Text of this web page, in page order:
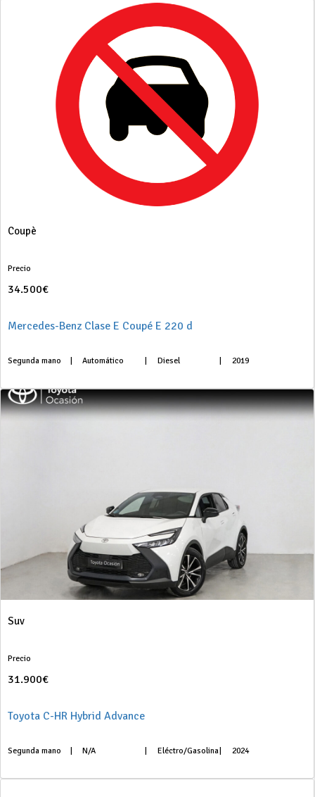
Coupè
Precio
34.500€
Mercedes-Benz Clase E Coupé E 220 d
Segunda mano Automático Diesel 2019
Suv
Precio
31.900€
Toyota C-HR Hybrid Advance
Segunda mano N/A Eléctro/Gasolina 2024